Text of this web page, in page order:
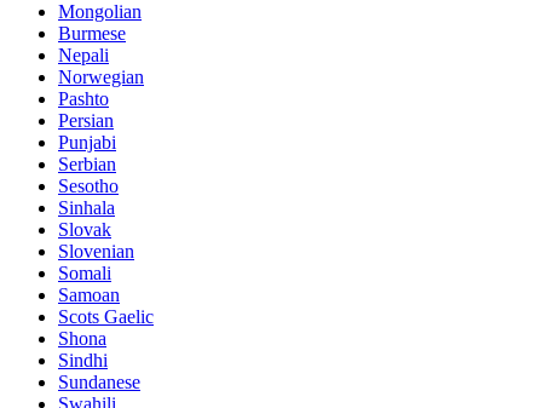
Mongolian
Burmese
Nepali
Norwegian
Pashto
Persian
Punjabi
Serbian
Sesotho
Sinhala
Slovak
Slovenian
Somali
Samoan
Scots Gaelic
Shona
Sindhi
Sundanese
Swahili